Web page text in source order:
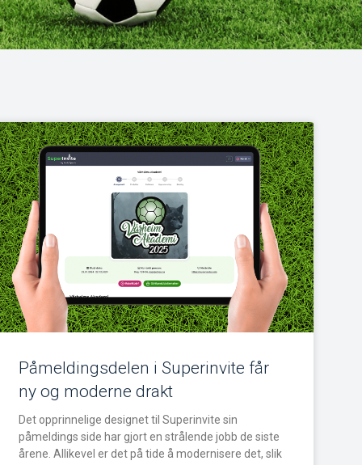
Påmeldingsdelen i Superinvite får
ny og moderne drakt
Det opprinnelige designet til Superinvite sin
påmeldings side har gjort en strålende jobb de siste
årene. Allikevel er det på tide å modernisere det, slik